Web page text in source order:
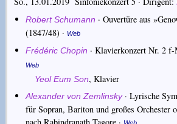
Robert Schumann ·Ouvertüre aus
(1847/48) · Web
Frédéric Chopin ·Klavierkonzert Nr. 2
Web
Yeol Eum Son, Klavier
Alexander von Zemlinsky·Lyrische
für Sopran, Bariton und großes Orchester